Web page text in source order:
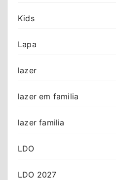
Kids
Lapa
lazer
lazer em familia
lazer familia
LDO
LDO 2027